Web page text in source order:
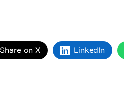
Share on X LinkedIn